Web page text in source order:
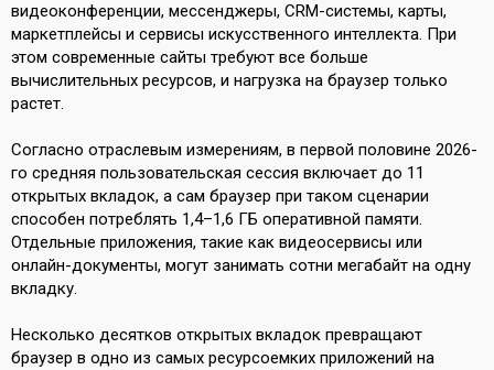
видеоконференции, мессенджеры, CRM-системы, карты,
маркетплейсы и сервисы искусственного интеллекта. При
этом современные сайты требуют все больше
вычислительных ресурсов, и нагрузка на браузер только
растет.
Согласно отраслевым измерениям, в первой половине 2026-
го средняя пользовательская сессия включает до 11
открытых вкладок, а сам браузер при таком сценарии
способен потреблять 1,4–1,6 ГБ оперативной памяти.
Отдельные приложения, такие как видеосервисы или
онлайн-документы, могут занимать сотни мегабайт на одну
вкладку.
Несколько десятков открытых вкладок превращают
браузер в одно из самых ресурсоемких приложений на